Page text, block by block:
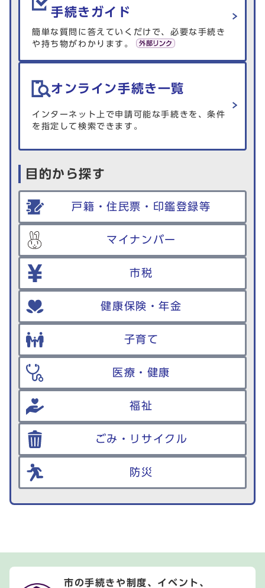
手続きガイド
簡単な質問に答えていくだけで、必要な手続き
や持ち物がわかります。
オンライン手続き一覧
インターネット上で申請可能な手続きを、条件
を指定して検索できます。
目的から探す
戸籍・住民票・印鑑登録等
マイナンバー
市税
健康保険・年金
子育て
医療・健康
福祉
ごみ・リサイクル
防災
市の手続きや制度、イベント、